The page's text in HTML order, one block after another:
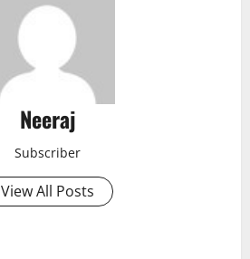
Neeraj
Subscriber
View All Posts